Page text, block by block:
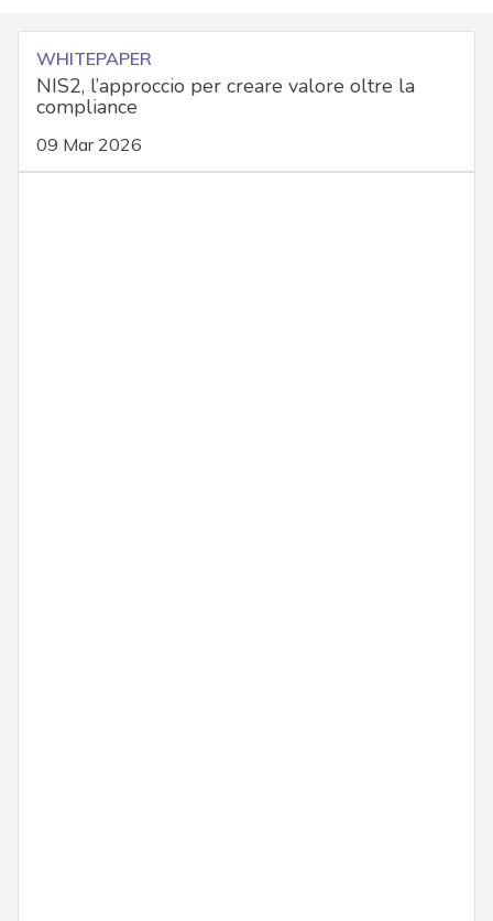
WHITEPAPER
NIS2, l’approccio per creare valore oltre la
compliance
09 Mar 2026